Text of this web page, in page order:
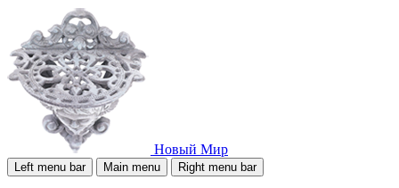
Новый Мир
Left menu bar Main menu Right menu bar